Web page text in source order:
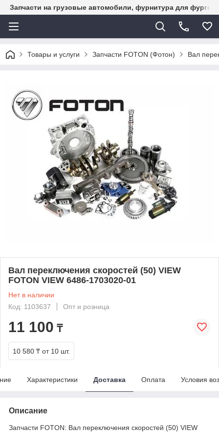
Запчасти на грузовые автомобили, фурнитура для
Товары и услуги Запчасти FOTON (Фотон) Вал
Вал переключения скоростей (50) VIEW
FOTON VIEW 6486-1703020-01
Нет в наличии
Код: 1103637
Опт и розница
11 100 ₸
10 580 ₸ от 10 шт.
Характеристики Доставка Оплата Условия
Описание
Запчасти FOTON: Вал переключения скоростей (50) VIEW